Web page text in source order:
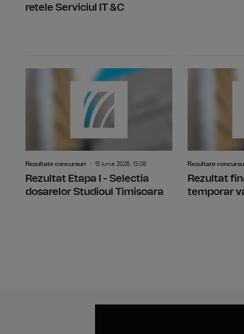
retele Serviciul IT &C
Rezultate concursuri 15 Iunie 2026, 13:08
Rezultat Etapa I - Selectia
dosarelor Studioul Timisoara
Rezultate
Rezultat
temporar